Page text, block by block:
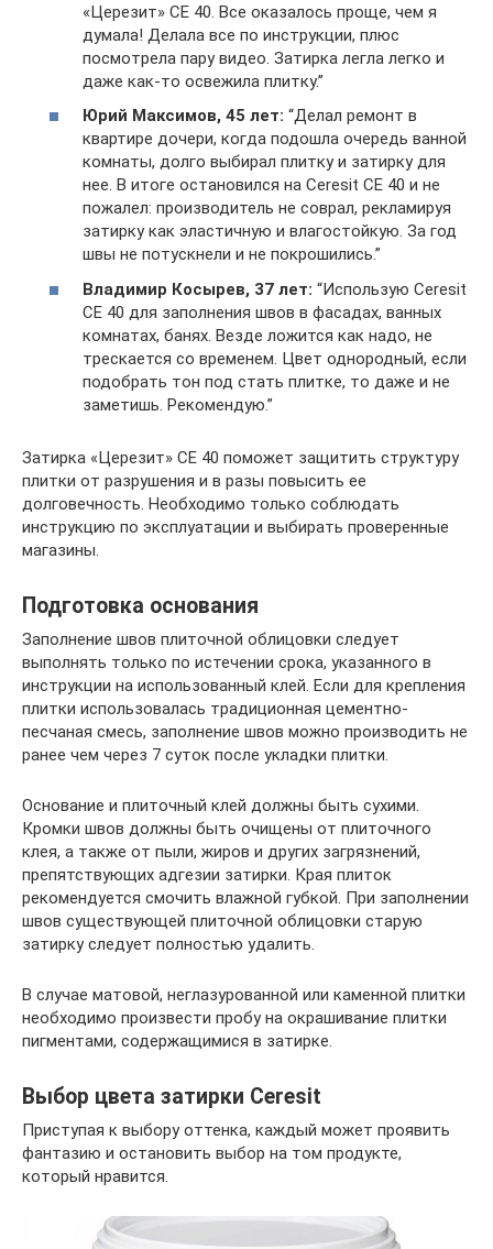
«Церезит» CE 40. Все оказалось проще, чем я
думала! Делала все по инструкции, плюс
посмотрела пару видео. Затирка легла легко и
даже как-то освежила плитку.”
Юрий Максимов, 45 лет: “Делал ремонт в
квартире дочери, когда подошла очередь ванной
комнаты, долго выбирал плитку и затирку для
нее. В итоге остановился на Ceresit CE 40 и не
пожалел: производитель не соврал, рекламируя
затирку как эластичную и влагостойкую. За год
швы не потускнели и не покрошились.”
Владимир Косырев, 37 лет: “Использую Ceresit
CE 40 для заполнения швов в фасадах, ванных
комнатах, банях. Везде ложится как надо, не
трескается со временем. Цвет однородный, если
подобрать тон под стать плитке, то даже и не
заметишь. Рекомендую.”
Затирка «Церезит» CE 40 поможет защитить структуру
плитки от разрушения и в разы повысить ее
долговечность. Необходимо только соблюдать
инструкцию по эксплуатации и выбирать проверенные
магазины.
Подготовка основания
Заполнение швов плиточной облицовки следует
выполнять только по истечении срока, указанного в
инструкции на использованный клей. Если для крепления
плитки использовалась традиционная цементно-
песчаная смесь, заполнение швов можно производить не
ранее чем через 7 суток после укладки плитки.
Основание и плиточный клей должны быть сухими.
Кромки швов должны быть очищены от плиточного
клея, а также от пыли, жиров и других загрязнений,
препятствующих адгезии затирки. Края плиток
рекомендуется смочить влажной губкой. При заполнении
швов существующей плиточной облицовки старую
затирку следует полностью удалить.
В случае матовой, неглазурованной или каменной плитки
необходимо произвести пробу на окрашивание плитки
пигментами, содержащимися в затирке.
Выбор цвета затирки Ceresit
Приступая к выбору оттенка, каждый может проявить
фантазию и остановить выбор на том продукте,
который нравится.